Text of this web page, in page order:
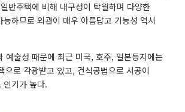
반주택에 비해 내구성이 탁월하며 다양한
능하므로 외관이 매우 아름답고 기능성 역시
예술성 때문에 최근 미국, 호주, 일본등지에는
으로 각광받고 있고, 건식공법으로 시공이
인기가 높다.